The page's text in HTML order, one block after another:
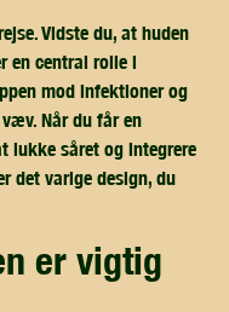
Vidste du, at huden
en central rolle i
mod infektioner og
Når du får en
lukke såret og integrere
det varige design, du
er vigtig